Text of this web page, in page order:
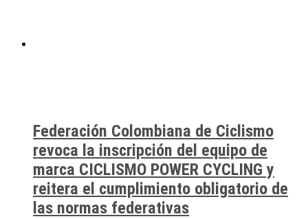
Federación Colombiana de Ciclismo
revoca la inscripción del equipo de
marca CICLISMO POWER CYCLING y
reitera el cumplimiento obligatorio de
las normas federativas